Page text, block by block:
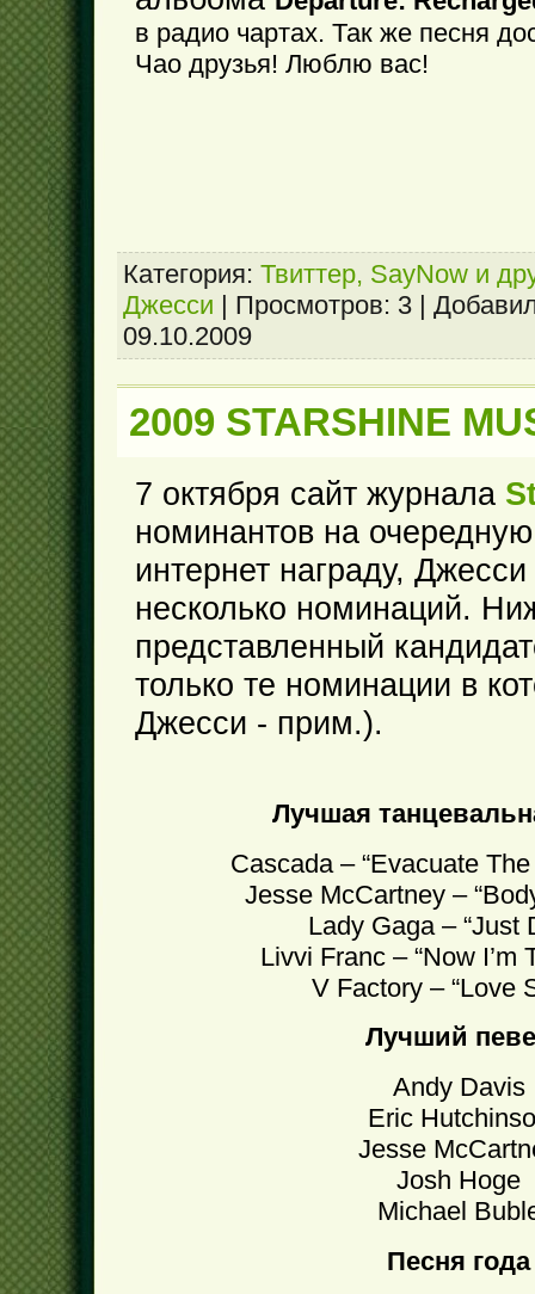
в радио чартах. Так же песня
Чао друзья! Люблю вас!
Категория: Твиттер, SayNow и
Джесси | Просмотров: 3 |
09.10.2009
2009 STARSHINE
7 октября сайт журнала
номинантов на
интернет награду,
несколько номинаций.
представленный
только те номинации в
Джесси - прим.).
Лучшая
Cascada – “Evacuate
Jesse McCartney –
Lady Gaga – “Just
Livvi Franc – “Now I’m
V Factory – “Love
Лучший
Andy Davis
Eric
Jesse
Josh Hoge
Michael
Песня года